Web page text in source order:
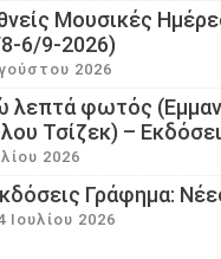
Μουσικές
6/9-2026)
2026
λεπτά φωτός
Τσίζεκ) –
2026
Γράφημα:
Ιουλίου 2026